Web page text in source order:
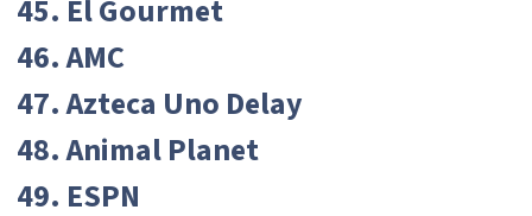
45. El Gourmet
46. AMC
47. Azteca Uno Delay
48. Animal Planet
49. ESPN